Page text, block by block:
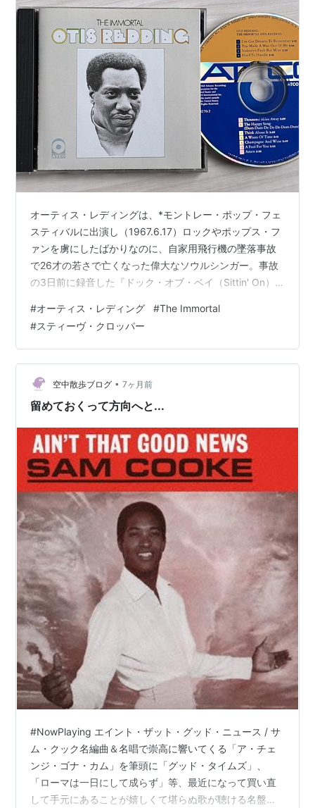
オーティス・レディングは、*モントレー・ポップ・フェ
スティバルに出演し（1967.6.17）ロックやポップス・フ
ァンを虜にしたばかりなのに、自家用飛行機の墜落事故
で26才の若さで亡くなった偉大なソウルシンガー。事故
の3日前に録音した『ドック・オブ・ベイ（Sittin' On）
に向かったのだった。不滅のオーティス・レディング /
The Immortal Otis Redding (1968)生前のアルバムはど
れもソウルファン必聴盤ですが、死後出たアルバムでは
これは出色の出来。先々月亡くなったスティーヴ・クロ
ッパー（ブッカー・Ｔ…
#オーティス・レディング #The Immortal
#スティーヴ・クロッパー
空中散歩ブログ • 7ヶ月前
留めておくって方向へと...
#NowPlaying エイント・ザット・グッド・ニュース / サ
ム・クック名編曲＆名唱で崇高に響いてくる「ア・チェ
ンジ・ゴナ・カム」を筆頭に「グッド・タイムズ」、
「ローマは一日にして成らず」等、最近になって買い直
して手元にあることが嬉しくて堪らぬ歌が聴ける名盤🎶